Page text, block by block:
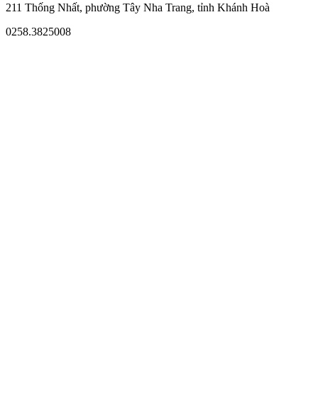
211 Thống Nhất, phường Tây Nha Trang, tỉnh Khánh Hoà
0258.3825008